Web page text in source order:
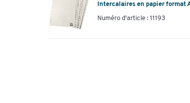
Intercalaires en papier format
Numéro d'article : 11193